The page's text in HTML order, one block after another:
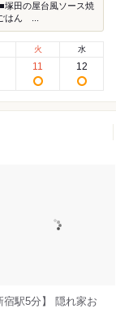
田の屋台風ソース焼
ん ...
火
11
水
12
宿駅5分】 隠れ家お